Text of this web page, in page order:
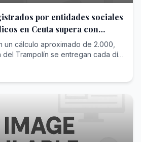
por entidades sociales
en Ceuta supera con
Interior
un cálculo aproximado de 2.000,
Trampolín se entregan cada día